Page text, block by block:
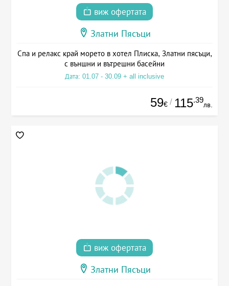
виж офертата
Златни Пясъци
Спа и релакс край морето в хотел Плиска, Златни пясъци,
с външни и вътрешни басейни
Дата: 01.07 - 30.09 + all inclusive
59€ / 115.39
лв.
виж офертата
Златни Пясъци